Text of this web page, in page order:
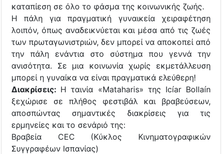
καταπίεση σε όλο το φάσμα της κοινωνικής ζωής.
Η πάλη για πραγματική γυναικεία χειραφέτηση
λοιπόν, όπως αναδεικνύεται και μέσα από τις ζωές
των πρωταγωνιστριών, δεν μπορεί να αποκοπεί από
την πάλη ενάντια στο σύστημα που γεννά την
ανισότητα. Σε μια κοινωνία χωρίς εκμετάλλευση
μπορεί η γυναίκα να είναι πραγματικά ελεύθερη!
Διακρίσεις: Η ταινία «Mataharis» της Icíar Bollaín
ξεχώρισε σε πλήθος φεστιβάλ και βραβεύσεων,
αποσπώντας σημαντικές διακρίσεις για τις
ερμηνείες και το σενάριό της:
Βραβεία CEC (Κύκλος Κινηματογραφικών
Συγγραφέων Ισπανίας)